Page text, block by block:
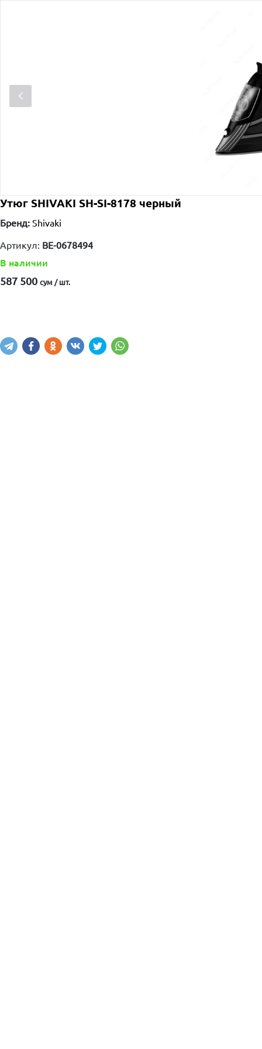
Утюг SHIVAKI SH-SI-8178 черный
Бренд: Shivaki
Артикул: ВЕ-0678494
В наличии
587 500 сум / шт.